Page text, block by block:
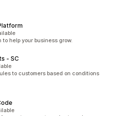
to help your business grow.
‑ SC
to customers based on conditions